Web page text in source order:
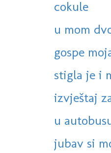
cokule
u mom
gospe
stigla je i
izvještaj
u
jubav si